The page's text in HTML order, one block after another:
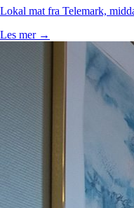
Lokal mat fra Telemark,
Les mer →